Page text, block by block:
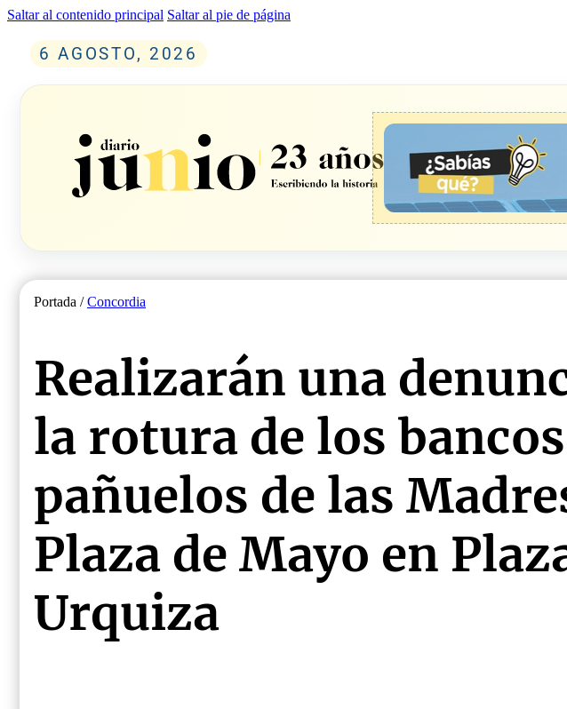
Saltar al contenido principal Saltar al pie de página
6 AGOSTO, 2026
Portada /Concordia
Realizarán una
la rotura de los
pañuelos de las
Plaza de Mayo en
Urquiza